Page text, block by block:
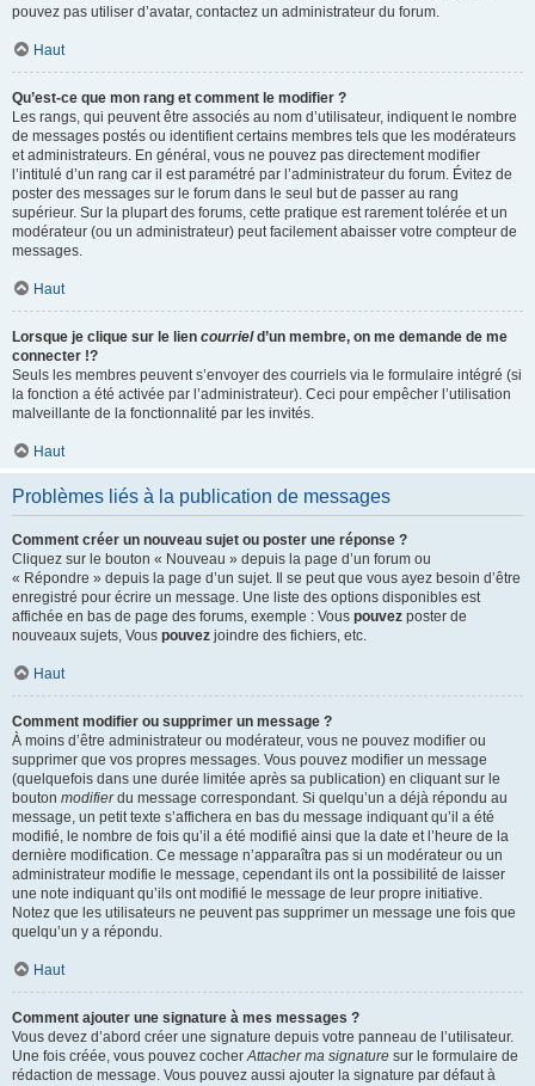
pouvez pas utiliser d’avatar, contactez un administrateur du forum.
Haut
Qu’est-ce que mon rang et comment le modifier ?
Les rangs, qui peuvent être associés au nom d’utilisateur, indiquent le nombre
de messages postés ou identifient certains membres tels que les modérateurs
et administrateurs. En général, vous ne pouvez pas directement modifier
l’intitulé d’un rang car il est paramétré par l’administrateur du forum. Évitez de
poster des messages sur le forum dans le seul but de passer au rang
supérieur. Sur la plupart des forums, cette pratique est rarement tolérée et un
modérateur (ou un administrateur) peut facilement abaisser votre compteur de
messages.
Haut
Lorsque je clique sur le lien courrield’un membre, on me demande de me
connecter !?
Seuls les membres peuvent s’envoyer des courriels via le formulaire intégré (si
la fonction a été activée par l’administrateur). Ceci pour empêcher l’utilisation
malveillante de la fonctionnalité par les invités.
Haut
Problèmes liés à la publication de messages
Comment créer un nouveau sujet ou poster une réponse ?
Cliquez sur le bouton « Nouveau » depuis la page d’un forum ou
« Répondre » depuis la page d’un sujet. Il se peut que vous ayez besoin d’être
enregistré pour écrire un message. Une liste des options disponibles est
affichée en bas de page des forums, exemple : Vous pouvez poster de
nouveaux sujets, Vous pouvez joindre des fichiers, etc.
Haut
Comment modifier ou supprimer un message ?
À moins d’être administrateur ou modérateur, vous ne pouvez modifier ou
supprimer que vos propres messages. Vous pouvez modifier un message
(quelquefois dans une durée limitée après sa publication) en cliquant sur le
bouton modifierdu message correspondant. Si quelqu’un a déjà répondu au
message, un petit texte s’affichera en bas du message indiquant qu’il a été
modifié, le nombre de fois qu’il a été modifié ainsi que la date et l’heure de la
dernière modification. Ce message n’apparaîtra pas si un modérateur ou un
administrateur modifie le message, cependant ils ont la possibilité de laisser
une note indiquant qu’ils ont modifié le message de leur propre initiative.
Notez que les utilisateurs ne peuvent pas supprimer un message une fois que
quelqu’un y a répondu.
Haut
Comment ajouter une signature à mes messages ?
Vous devez d’abord créer une signature depuis votre panneau de l’utilisateur.
Une fois créée, vous pouvez cocherAttacher ma signature sur le formulaire de
rédaction de message. Vous pouvez aussi ajouter la signature par défaut à